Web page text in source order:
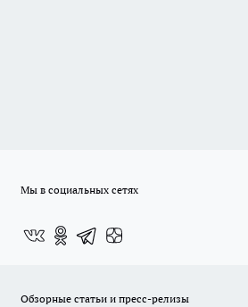
Мы в социальных сетях
Обзорные статьи и пресс-релизы